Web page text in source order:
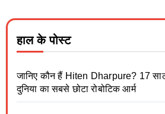
हाल के पोस्ट
जानिए कौन हैं Hiten Dharpure? 17
दुनिया का सबसे छोटा रोबोटिक आर्म